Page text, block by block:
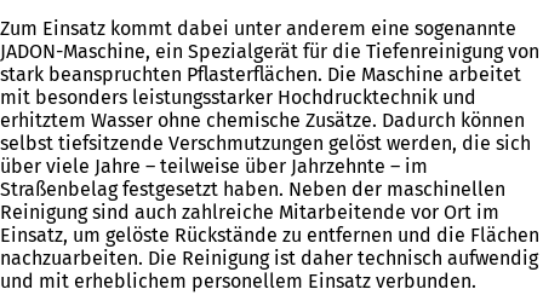
Zum Einsatz kommt dabei unter anderem eine sogenannte
JADON-Maschine, ein Spezialgerät für die Tiefenreinigung von
stark beanspruchten Pflasterflächen. Die Maschine arbeitet
mit besonders leistungsstarker Hochdrucktechnik und
erhitztem Wasser ohne chemische Zusätze. Dadurch können
selbst tiefsitzende Verschmutzungen gelöst werden, die sich
über viele Jahre – teilweise über Jahrzehnte – im
Straßenbelag festgesetzt haben. Neben der maschinellen
Reinigung sind auch zahlreiche Mitarbeitende vor Ort im
Einsatz, um gelöste Rückstände zu entfernen und die Flächen
nachzuarbeiten. Die Reinigung ist daher technisch aufwendig
und mit erheblichem personellem Einsatz verbunden.